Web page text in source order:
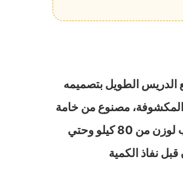
الدريس الطويل بتصميمه
مصنوع من خامة
زبده ليكرا لتناسب الجسم براحة وجاذبية يناسب لوزن من 80 كيلو وحتي